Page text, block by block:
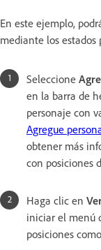
En este ejemplo,
mediante los estados
Seleccione
en la barra de
personaje con
Agregue
obtener más
con posiciones
Haga clic en
iniciar el menú
posiciones